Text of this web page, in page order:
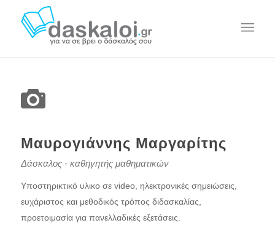
Μαυρογιάννης Μαργαρίτης
Δάσκαλος - καθηγητής μαθηματικών
Υποστηρικτικό υλικο σε video, ηλεκτρονικές σημειώσεις,
ευχάριστος και μεθοδικός τρόπος διδασκαλίας,
προετοιμασία για πανελλαδικές εξετάσεις.